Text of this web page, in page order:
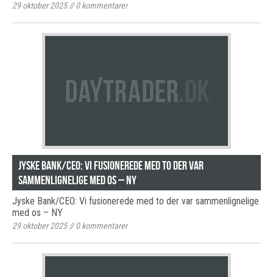
29 oktober 2025//0kommentarer
Jyske Bank/CEO: Vi fusionerede med to der var
sammenlignelige med os – NY
Jyske Bank/CEO: Vi fusionerede med to der var sammenlignelige
med os – NY
29 oktober 2025//0kommentarer